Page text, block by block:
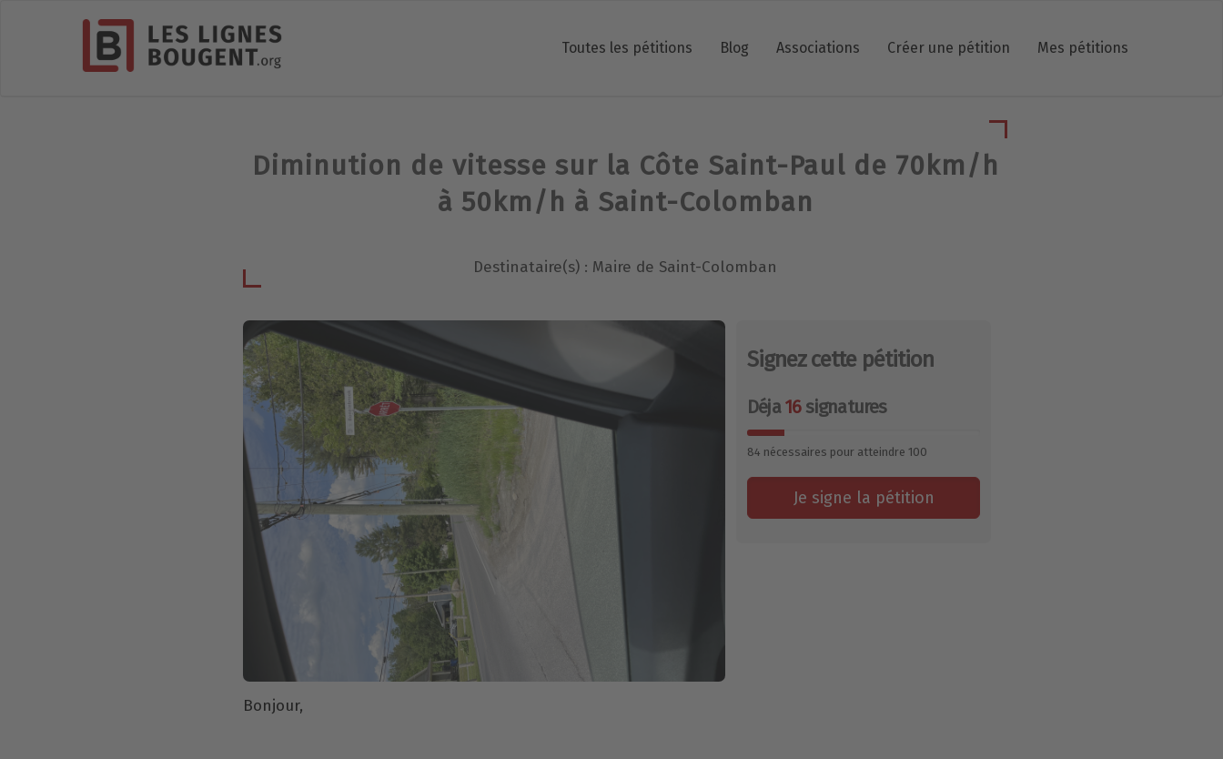
Toutes les pétitions Blog Associations Créer une pétition Mes pétitions
Diminution de vitesse sur la Côte Saint-Paul de 70km/h
à 50km/h à Saint-Colomban
Destinataire(s) : Maire de Saint-Colomban
Bonjour,
Signez cette pétition
Déja16signatures
84 nécessaires pour atteindre 100
Je signe la pétition